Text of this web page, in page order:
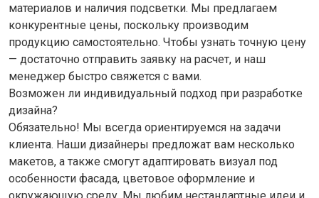
материалов и наличия подсветки. Мы предлагаем
конкурентные цены, поскольку производим
продукцию самостоятельно. Чтобы узнать точную цену
— достаточно отправить заявку на расчет, и наш
менеджер быстро свяжется с вами.
Возможен ли индивидуальный подход при разработке
дизайна?
Обязательно! Мы всегда ориентируемся на задачи
клиента. Наши дизайнеры предложат вам несколько
макетов, а также смогут адаптировать визуал под
особенности фасада, цветовое оформление и
окружающую среду. Мы любим нестандартные идеи и